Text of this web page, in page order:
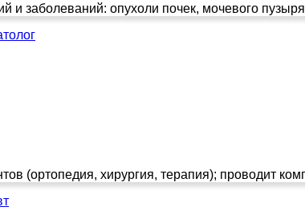
и заболеваний: опухоли почек, мочевого
(ортопедия, хирургия, терапия); проводит